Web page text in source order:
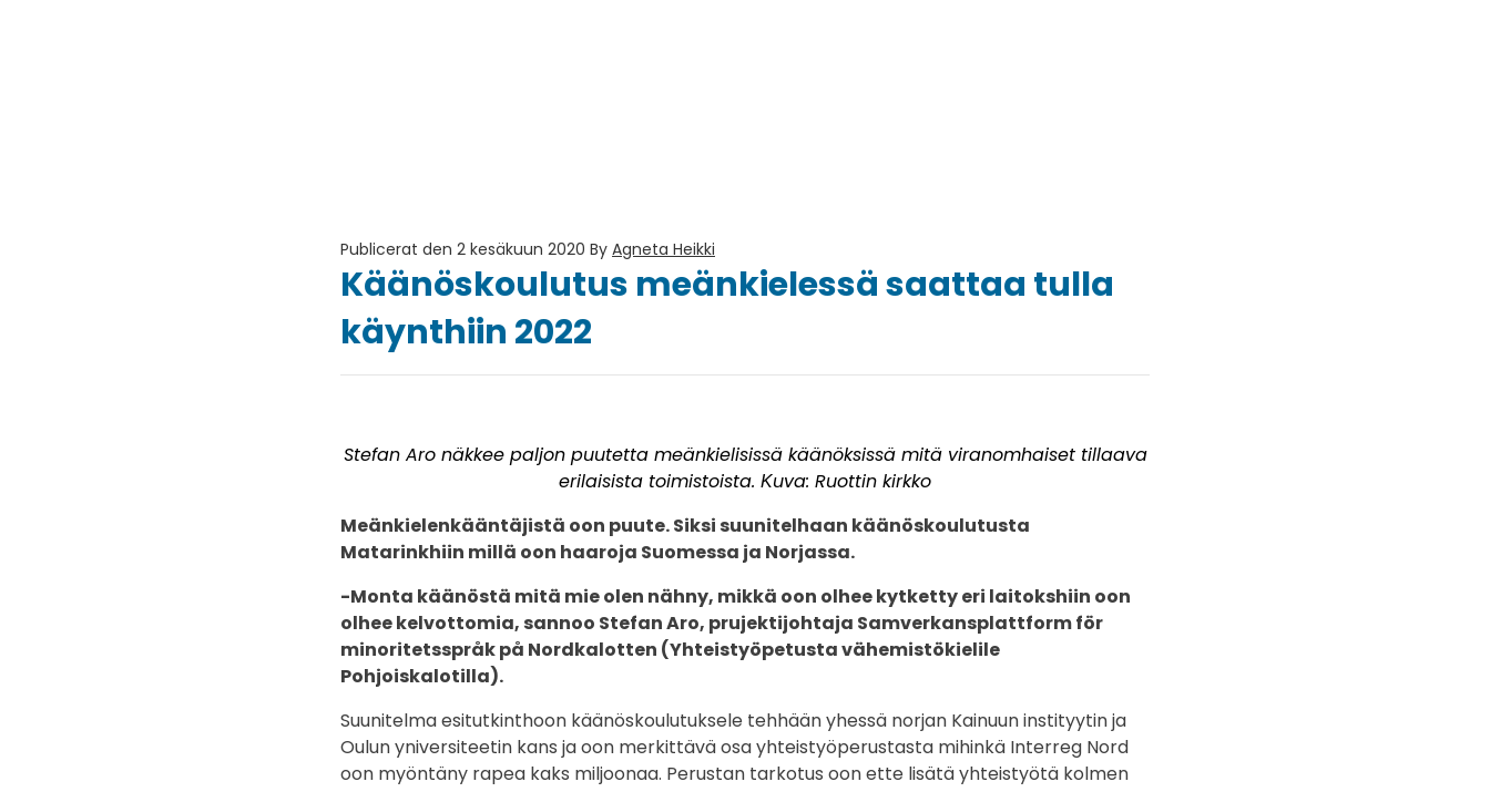
Publicerat den 2 kesäkuun 2020 By Agneta Heikki
Käänöskoulutus meänkielessä saattaa tulla
käynthiin 2022
Stefan Aro näkkee paljon puutetta meänkielisissä käänöksissä mitä viranomhaiset tillaava
erilaisista toimistoista. Kuva: Ruottin kirkko
Meänkielenkääntäjistä oon puute. Siksi suunitelhaan käänöskoulutusta
Matarinkhiin millä oon haaroja Suomessa ja Norjassa.
-Monta käänöstä mitä mie olen nähny, mikkä oon olhee kytketty eri laitokshiin oon
olhee kelvottomia, sannoo Stefan Aro, prujektijohtaja Samverkansplattform för
minoritetsspråk på Nordkalotten (Yhteistyöpetusta vähemistökielile
Pohjoiskalotilla).
Suunitelma esitutkinthoon käänöskoulutuksele tehhään yhessä norjan Kainuun instityytin ja
Oulun yniversiteetin kans ja oon merkittävä osa yhteistyöperustasta mihinkä Interreg Nord
oon myöntäny rapea kaks miljoonaa. Perustan tarkotus oon ette lisätä yhteistyötä kolmen